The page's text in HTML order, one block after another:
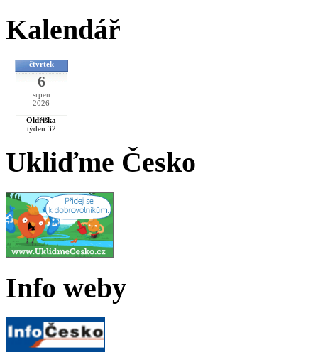
Kalendář
čtvrtek
6
srpen
2026
Oldřiška
týden 32
Ukliďme Česko
Info weby